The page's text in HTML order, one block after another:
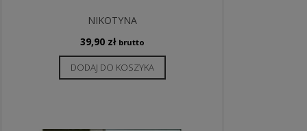
NIKOTYNA
39,90 zł brutto
DODAJ DO KOSZYKA